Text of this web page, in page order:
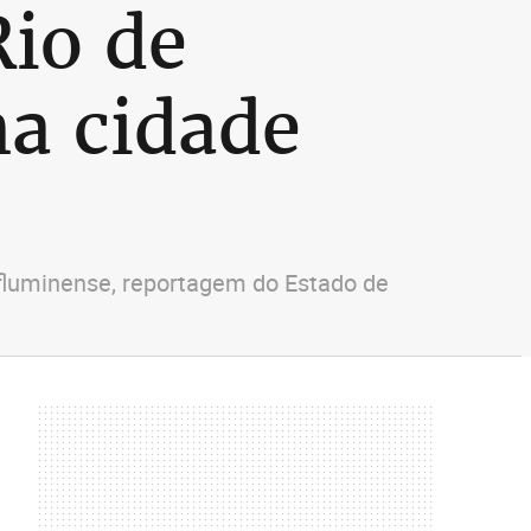
de
cidade
reportagem do Estado de